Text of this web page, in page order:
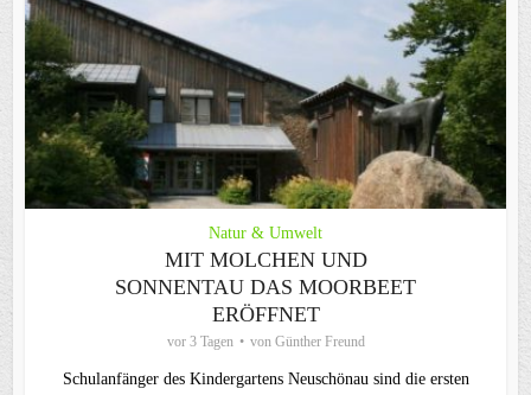
Natur & Umwelt
MIT MOLCHEN UND
SONNENTAU DAS MOORBEET
ERÖFFNET
vor 3 Tagen von Günther Freund
Schulanfänger des Kindergartens Neuschönau sind die ersten